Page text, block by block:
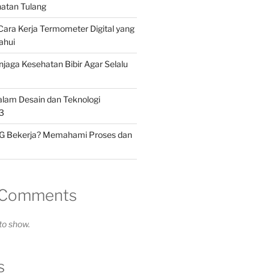
Tulang
Kerja Termometer Digital yang
Kesehatan Bibir Agar Selalu
Desain dan Teknologi
Bekerja? Memahami Proses dan
show.